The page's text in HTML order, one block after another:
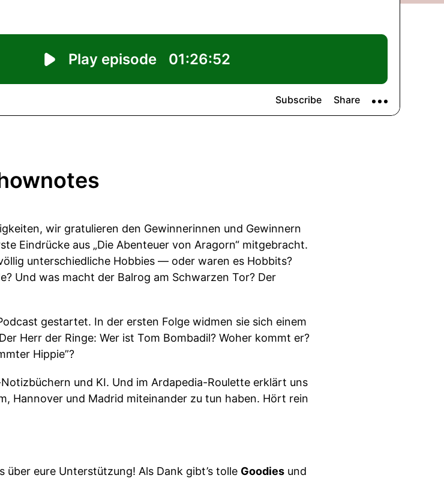
wir gratulieren den Gewinnerinnen und Gewinnern
Eindrücke aus „Die Abenteuer von Aragorn“ mitgebracht.
unterschiedliche Hobbies — oder waren es Hobbits?
Und was macht der Balrog am Schwarzen Tor? Der
gestartet. In der ersten Folge widmen sie sich einem
Herr der Ringe: Wer ist Tom Bombadil? Woher kommt er?
Hippie”?
und KI. Und im Ardapedia-Roulette erklärt uns
Hannover und Madrid miteinander zu tun haben. Hört rein
eure Unterstützung! Als Dank gibt’s tolle Goodies und